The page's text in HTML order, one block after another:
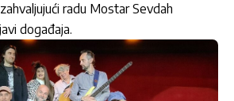
radu Mostar Sevdah
događaja.